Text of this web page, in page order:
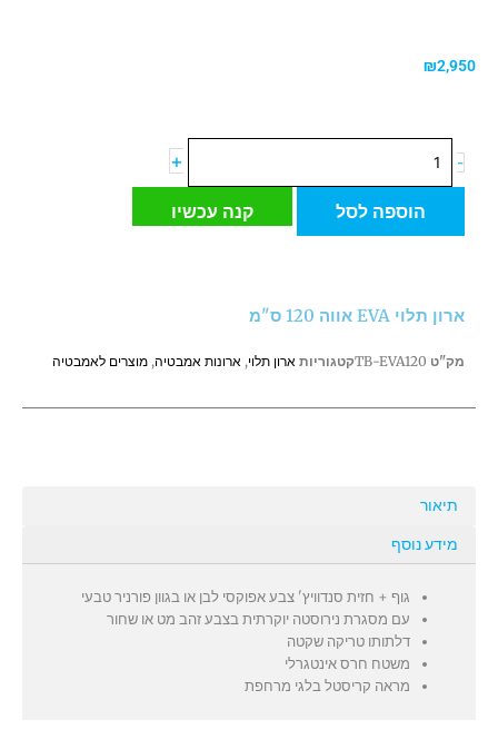
₪2,950
-
של
ס"מ
+
הוספה לסל קנה עכשיו
ארון תלוי EVA אווה 120 ס"מ
מק"ט TB-EVA120קטגוריות ארון תלוי, ארונות אמבטיה, מוצרים לאמבטיה
תיאור
מידע נוסף
גוף + חזית סנדוויץ' צבע אפוקסי לבן או בגוון פורניר טבעי
עם מסגרת נירוסטה יוקרתית בצבע זהב מט או שחור
דלתותו טריקה שקטה
משטח חרס אינטגרלי
מראה קריסטל בלגי מרחפת